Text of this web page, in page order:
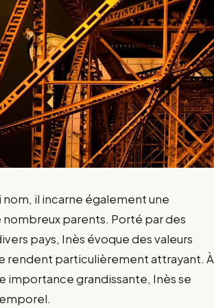
nom, il incarne également une
parents. Porté par des
pays, Inès évoque des valeurs
rendent particulièrement attrayant. À
importance grandissante, Inès se